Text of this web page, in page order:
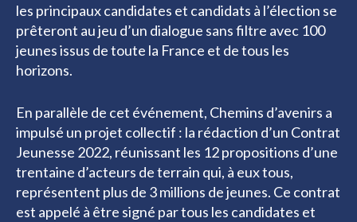
les principaux candidates et candidats à l’élection se
prêteront au jeu d’un dialogue sans filtre avec 100
jeunes issus de toute la France et de tous les
horizons.
En parallèle de cet événement, Chemins d’avenirs a
impulsé un projet collectif : la rédaction d’un Contrat
Jeunesse 2022, réunissant les 12 propositions d’une
trentaine d’acteurs de terrain qui, à eux tous,
représentent plus de 3 millions de jeunes. Ce contrat
est appelé à être signé par tous les candidates et